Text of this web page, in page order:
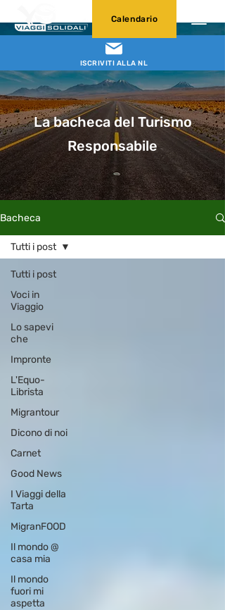
ISCRIVITI ALLA NL
Calendario
La bacheca del Turismo
Responsabile
Bacheca
Tutti i post
Voci in
Viaggio
Lo sapevi
che
Impronte
L'Equo-
Librista
Migrantour
Dicono di noi
Carnet
Good News
I Viaggi della
Tarta
MigranFOOD
Il mondo @
casa mia
Il mondo
fuori mi
aspetta
Tutti i post